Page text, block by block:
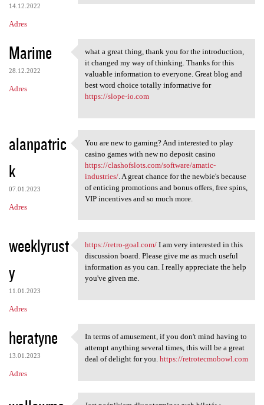
14.12.2022
Adres
Marime
28.12.2022
Adres
what a great thing, thank you
what a great thing, thank you for the introduction,
it changed my way of thinking. Thanks for this
valuable information to everyone. Great blog and
best word choice totally informative for
https://slope-io.com
alanpatric
k
07.01.2023
Adres
You are new to gaming? And
You are new to gaming? And interested to play
casino games with new no deposit casino
https://clashofslots.com/software/amatic-
industries/. A great chance for the newbie's because
of enticing promotions and bonus offers, free spins,
VIP incentives and so much more.
weeklyrust
y
11.01.2023
Adres
https://retro-goal.com/ I am
https://retro-goal.com/I am very interested in this
discussion board. Please give me as much useful
information as you can. I really appreciate the help
you've given me.
heratyne
13.01.2023
Adres
In terms of amusement, if you
In terms of amusement, if you don't mind having to
attempt anything several times, this will be a great
deal of delight for you. https://retrotecmobowl.com